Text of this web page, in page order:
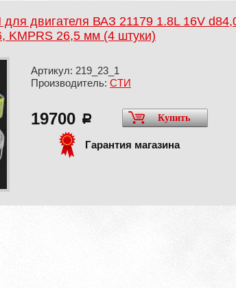
двигателя ВАЗ 21179 1.8L 16V
KMPRS 26,5 мм (4 штуки)
Артикул: 219_23_1
Производитель: СТИ
19700 a Купить
Гарантия магазина